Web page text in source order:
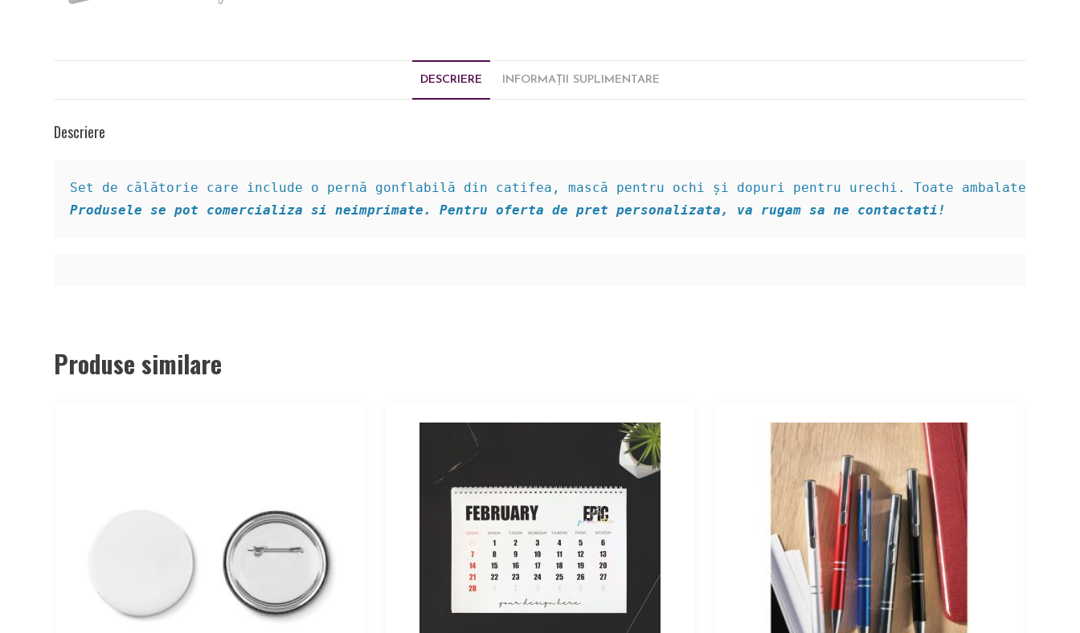
DESCRIERE INFORMAȚII SUPLIMENTARE
Descriere
Produsele se pot comercializa si neimprimate. Pentru oferta de pret personalizata, va rugam sa ne contactati!
Produse similare